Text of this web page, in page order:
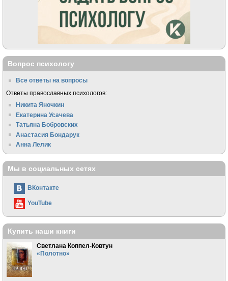
Вопрос психологу
Все ответы на вопросы
Ответы православных психологов:
Никита Яночкин
Екатерина Усачева
Татьяна Бобровских
Анастасия Бондарук
Анна Лелик
Мы в социальных сетях
ВКонтакте
YouTube
Купить наши книги
Светлана Коппел-Ковтун
«Полотно»